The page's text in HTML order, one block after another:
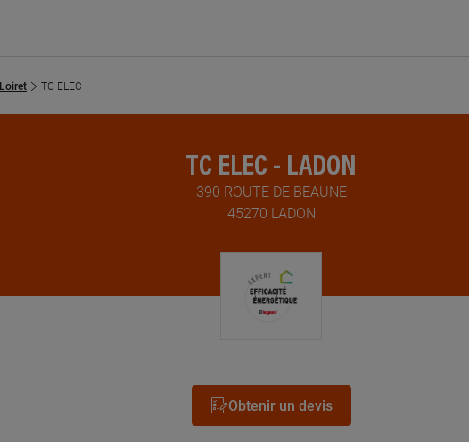
Loiret TC ELEC
TC ELEC - LADON
390 ROUTE DE BEAUNE
45270 LADON
Obtenir un devis